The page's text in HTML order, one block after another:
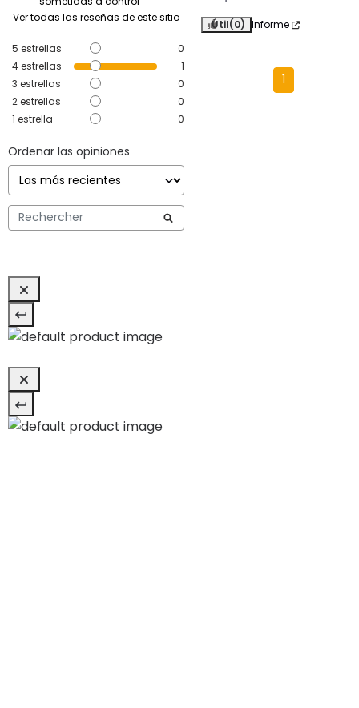
Ver todas las reseñas de este sitio
5 estrellas
0
4estrellas
1
3 estrellas
0
2estrellas
0
1 estrella 0
Ordenar las opiniones
Útil(0) Informe
1